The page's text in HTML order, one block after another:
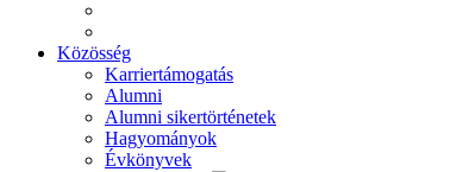
Közösség
Karriertámogatás
Alumni
Alumni sikertörténetek
Hagyományok
Évkönyvek